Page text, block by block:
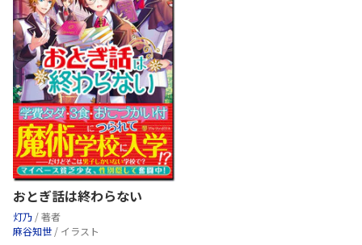
おとぎ話は終わらない
灯乃 / 著者
麻谷知世 / イラスト